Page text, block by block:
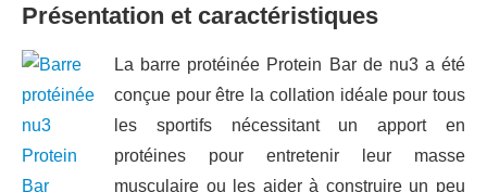
Présentation et caractéristiques
La barre protéinée Protein Bar de nu3 a été
conçue pour être la collation idéale pour tous
les sportifs nécessitant un apport en
protéines pour entretenir leur masse
musculaire ou les aider à construire un peu